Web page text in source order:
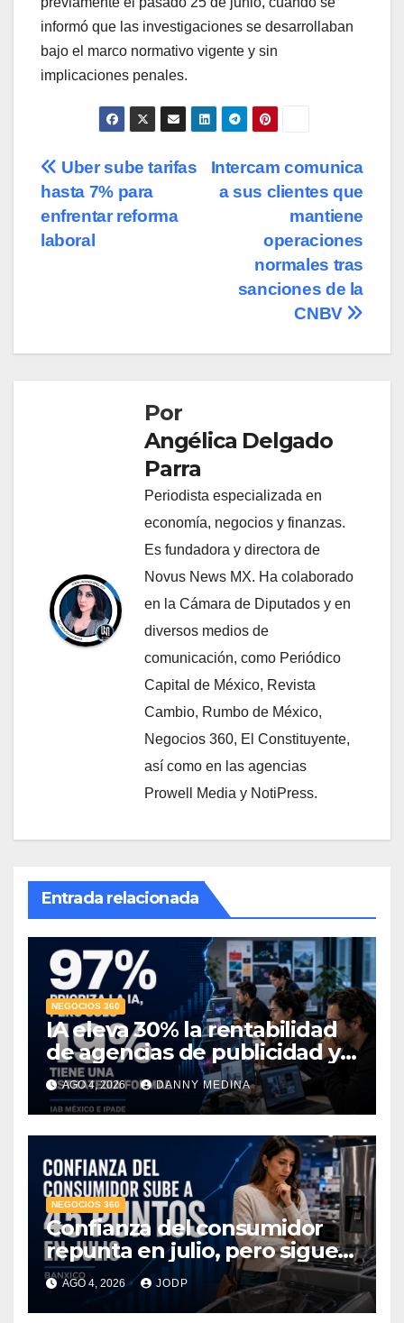
informó que las investigaciones se desarrollaban
bajo el marco normativo vigente y sin
implicaciones penales.
Navegación
de
entradas
Intercam comunica
a sus clientes que
mantiene
operaciones
normales tras
sanciones de la
CNBV
Uber sube tarifas
hasta 7% para
enfrentar reforma
laboral
Por
Angélica Delgado
Parra
Periodista especializada en
economía, negocios y finanzas.
Es fundadora y directora de
Novus News MX. Ha colaborado
en la Cámara de Diputados y en
diversos medios de
comunicación, como Periódico
Capital de México, Revista
Cambio, Rumbo de México,
Negocios 360, El Constituyente,
así como en las agencias
Prowell Media y NotiPress.
Entrada relacionada
NEGOCIOS 360
IA eleva 30% la rentabilidad
de agencias de publicidad y
pone en jaque el cobro por
hora: IAB México e IPADE
AGO 4, 2026 DANNY MEDINA
NEGOCIOS 360
Confianza del consumidor
repunta en julio, pero sigue
por debajo de 2025: Banxico
AGO 4, 2026 JODP